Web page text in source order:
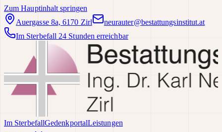
Zum Hauptinhalt springen
Auergasse 8a, 6170 Zirl
neurauter@bestattungsinstitut.at
Im Sterbefall 24 Stunden erreichbar
Im SterbefallGedenkportalLeistungen